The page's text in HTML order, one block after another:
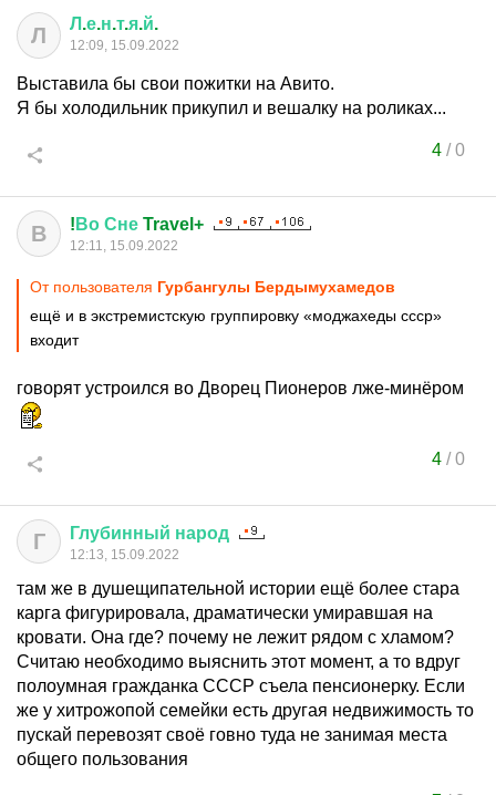
Л Л .е.н.т.я.й.
12:09, 15.09.2022
Выставила бы свои пожитки на Авито.
Я бы холодильник прикупил и вешалку на роликах...
4/0
В ! Во Сне Travel+
12:11, 15.09.2022
От пользователя Гурбангулы Бердымухамедoв
ещё и в экстремистскую группировку «моджахеды ссср»
входит
говорят устроился во Дворец Пионеров лже-минёром
4/0
Г Глубинный народ
12:13, 15.09.2022
там же в душещипательной истории ещё более стара
карга фигурировала, драматически умиравшая на
кровати. Она где? почему не лежит рядом с хламом?
Считаю необходимо выяснить этот момент, а то вдруг
полоумная гражданка СССР съела пенсионерку. Если
же у хитрожопой семейки есть другая недвижимость то
пускай перевозят своё говно туда не занимая места
общего пользования